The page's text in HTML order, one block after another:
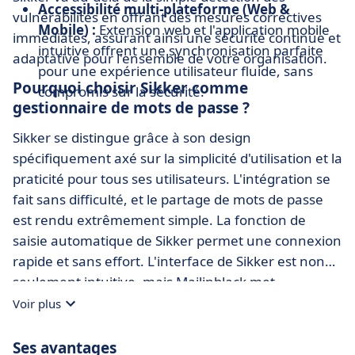
Accessibilité multi-plateforme (Web &
Mobile) : Extension web et l'application mobile
intuitive offrent une synchronisation parfaite
pour une expérience utilisateur fluide, sans
compromis sur la sécurité.
vulnérabilités en offrant des mesures correctives
immédiates, assurant ainsi une sécurité continue et
adaptative pour l'ensemble de votre organisation.
Pourquoi choisir Sikker comme
gestionnaire de mots de passe ?
Sikker se distingue grâce à son design
spécifiquement axé sur la simplicité d'utilisation et la
praticité pour tous ses utilisateurs. L'intégration se
fait sans difficulté, et le partage de mots de passe
est rendu extrêmement simple. La fonction de
saisie automatique de Sikker permet une connexion
rapide et sans effort. L'interface de Sikker est non
seulement intuitive, mais Mailinblack met
également l'accent sur l'assistance personnalisée.
basé en France disponible via divers canaux de
Voir plus
Ses avantages